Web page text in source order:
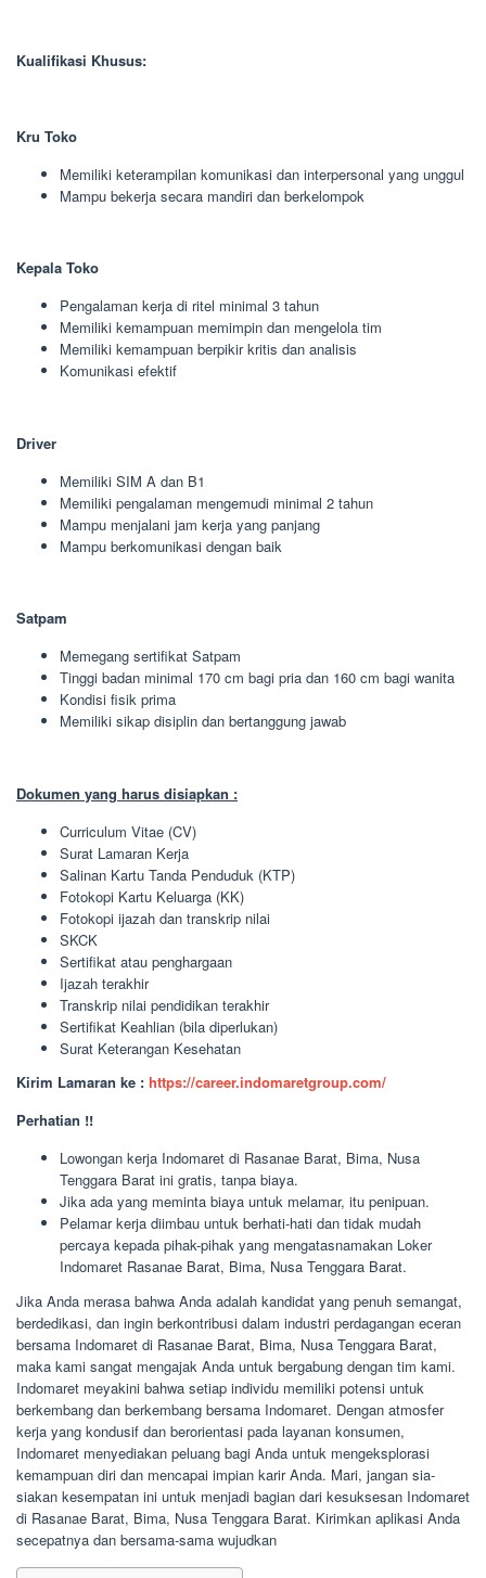
Kualifikasi Khusus:
Kru Toko
Memiliki keterampilan komunikasi dan interpersonal yang unggul
Mampu bekerja secara mandiri dan berkelompok
Kepala Toko
Pengalaman kerja di ritel minimal 3 tahun
Memiliki kemampuan memimpin dan mengelola tim
Memiliki kemampuan berpikir kritis dan analisis
Komunikasi efektif
Driver
Memiliki SIM A dan B1
Memiliki pengalaman mengemudi minimal 2 tahun
Mampu menjalani jam kerja yang panjang
Mampu berkomunikasi dengan baik
Satpam
Memegang sertifikat Satpam
Tinggi badan minimal 170 cm bagi pria dan 160 cm bagi wanita
Kondisi fisik prima
Memiliki sikap disiplin dan bertanggung jawab
Dokumen yang harus disiapkan :
Curriculum Vitae (CV)
Surat Lamaran Kerja
Salinan Kartu Tanda Penduduk (KTP)
Fotokopi Kartu Keluarga (KK)
Fotokopi ijazah dan transkrip nilai
SKCK
Sertifikat atau penghargaan
Ijazah terakhir
Transkrip nilai pendidikan terakhir
Sertifikat Keahlian (bila diperlukan)
Surat Keterangan Kesehatan
Kirim Lamaran ke : https://career.indomaretgroup.com/
Perhatian !!
Lowongan kerja Indomaret di Rasanae Barat, Bima, Nusa
Tenggara Barat ini gratis, tanpa biaya.
Jika ada yang meminta biaya untuk melamar, itu penipuan.
Pelamar kerja diimbau untuk berhati-hati dan tidak mudah
percaya kepada pihak-pihak yang mengatasnamakan Loker
Indomaret Rasanae Barat, Bima, Nusa Tenggara Barat.
Jika Anda merasa bahwa Anda adalah kandidat yang penuh semangat,
berdedikasi, dan ingin berkontribusi dalam industri perdagangan eceran
bersama Indomaret di Rasanae Barat, Bima, Nusa Tenggara Barat,
maka kami sangat mengajak Anda untuk bergabung dengan tim kami.
Indomaret meyakini bahwa setiap individu memiliki potensi untuk
berkembang dan berkembang bersama Indomaret. Dengan atmosfer
kerja yang kondusif dan berorientasi pada layanan konsumen,
Indomaret menyediakan peluang bagi Anda untuk mengeksplorasi
kemampuan diri dan mencapai impian karir Anda. Mari, jangan sia-
siakan kesempatan ini untuk menjadi bagian dari kesuksesan Indomaret
di Rasanae Barat, Bima, Nusa Tenggara Barat. Kirimkan aplikasi Anda
secepatnya dan bersama-sama wujudkan